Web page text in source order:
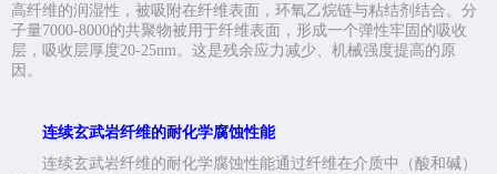
高纤维的润湿性，被吸附在纤维表面，环氧乙烷链与粘结剂结合。分
子量7000-8000的共聚物被用于纤维表面，形成一个弹性牢固的吸收
层，吸收层厚度20-25nm。这是残余应力减少、机械强度提高的原
因。
连续玄武岩纤维的耐化学腐蚀性能
连续玄武岩纤维的耐化学腐蚀性能通过纤维在介质中（酸和碱）